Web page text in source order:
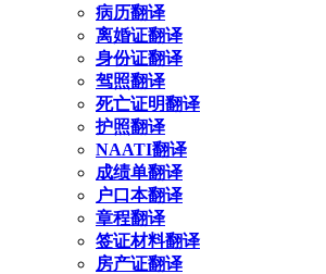
病历翻译
离婚证翻译
身份证翻译
驾照翻译
死亡证明翻译
护照翻译
NAATI翻译
成绩单翻译
户口本翻译
章程翻译
签证材料翻译
房产证翻译